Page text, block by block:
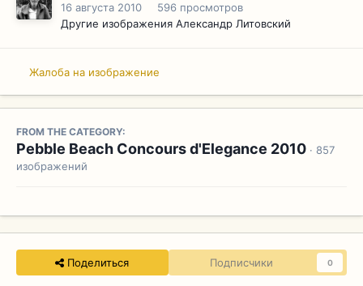
16 августа 2010
596 просмотров
Другие изображения Александр Литовский
Жалоба на изображение
FROM THE CATEGORY:
Pebble Beach Concours d'Elegance 2010 · 857
изображений
Поделиться Подписчики 0